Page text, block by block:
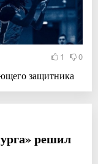
1 0
защитника
решил